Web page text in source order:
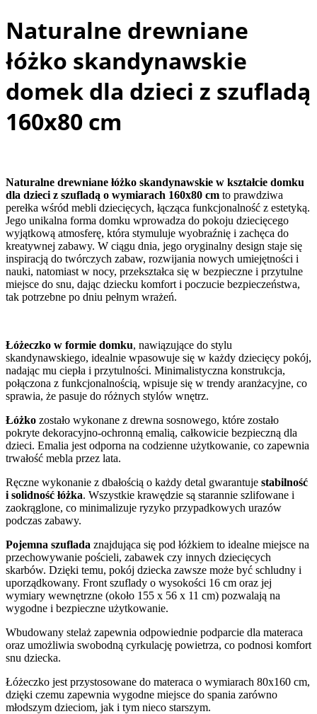
Naturalne drewniane
łóżko skandynawskie
domek dla dzieci z szufladą
160x80 cm
Naturalne drewniane łóżko skandynawskie w kształcie domku
dla dzieci z szufladą o wymiarach 160x80 cm to prawdziwa
perełka wśród mebli dziecięcych, łącząca funkcjonalność z estetyką.
Jego unikalna forma domku wprowadza do pokoju dziecięcego
wyjątkową atmosferę, która stymuluje wyobraźnię i zachęca do
kreatywnej zabawy. W ciągu dnia, jego oryginalny design staje się
inspiracją do twórczych zabaw, rozwijania nowych umiejętności i
nauki, natomiast w nocy, przekształca się w bezpieczne i przytulne
miejsce do snu, dając dziecku komfort i poczucie bezpieczeństwa,
tak potrzebne po dniu pełnym wrażeń.
Łóżeczko w formie domku, nawiązujące do stylu
skandynawskiego, idealnie wpasowuje się w każdy dziecięcy pokój,
nadając mu ciepła i przytulności. Minimalistyczna konstrukcja,
połączona z funkcjonalnością, wpisuje się w trendy aranżacyjne, co
sprawia, że pasuje do różnych stylów wnętrz.
Łóżko zostało wykonane z drewna sosnowego, które zostało
pokryte dekoracyjno-ochronną emalią, całkowicie bezpieczną dla
dzieci. Emalia jest odporna na codzienne użytkowanie, co zapewnia
trwałość mebla przez lata.
Ręczne wykonanie z dbałością o każdy detal gwarantuje stabilność
i solidność łóżka. Wszystkie krawędzie są starannie szlifowane i
zaokrąglone, co minimalizuje ryzyko przypadkowych urazów
podczas zabawy.
Pojemna szuflada znajdująca się pod łóżkiem to idealne miejsce na
przechowywanie pościeli, zabawek czy innych dziecięcych
skarbów. Dzięki temu, pokój dziecka zawsze może być schludny i
uporządkowany. Front szuflady o wysokości 16 cm oraz jej
wymiary wewnętrzne (około 155 x 56 x 11 cm) pozwalają na
wygodne i bezpieczne użytkowanie.
Wbudowany stelaż zapewnia odpowiednie podparcie dla materaca
oraz umożliwia swobodną cyrkulację powietrza, co podnosi komfort
snu dziecka.
Łóżeczko jest przystosowane do materaca o wymiarach 80x160 cm,
dzięki czemu zapewnia wygodne miejsce do spania zarówno
młodszym dzieciom, jak i tym nieco starszym.